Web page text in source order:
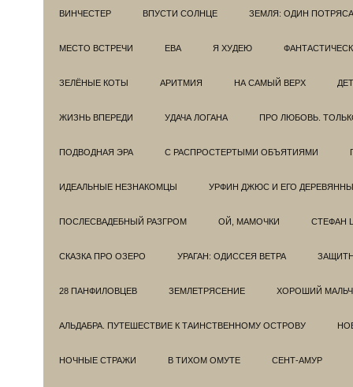
ВИНЧЕСТЕР ВПУСТИ СОЛНЦЕ ЗЕМЛЯ: ОДИН
МЕСТО ВСТРЕЧИ ЕВА Я ХУДЕЮ
ЗЕЛЁНЫЕ КОТЫ АРИТМИЯ НА САМЫЙ ВЕРХ
ЖИЗНЬ ВПЕРЕДИ УДАЧА ЛОГАНА ПРО ЛЮБОВЬ.
ПОДВОДНАЯ ЭРА С РАСПРОСТЕРТЫМИ ОБЪЯТИЯМИ
ИДЕАЛЬНЫЕ НЕЗНАКОМЦЫ УРФИН ДЖЮС И ЕГО
ПОСЛЕСВАДЕБНЫЙ РАЗГРОМ ОЙ, МАМОЧКИ СТЕФАН
СКАЗКА ПРО ОЗЕРО УРАГАН: ОДИССЕЯ ВЕТРА
28 ПАНФИЛОВЦЕВ ЗЕМЛЕТРЯСЕНИЕ ХОРОШИЙ
АЛЬДАБРА. ПУТЕШЕСТВИЕ К ТАИНСТВЕННОМУ ОСТРОВУ
НОЧНЫЕ СТРАЖИ В ТИХОМ ОМУТЕ СЕНТ-АМУР